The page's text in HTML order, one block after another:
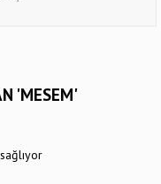
'MESEM'